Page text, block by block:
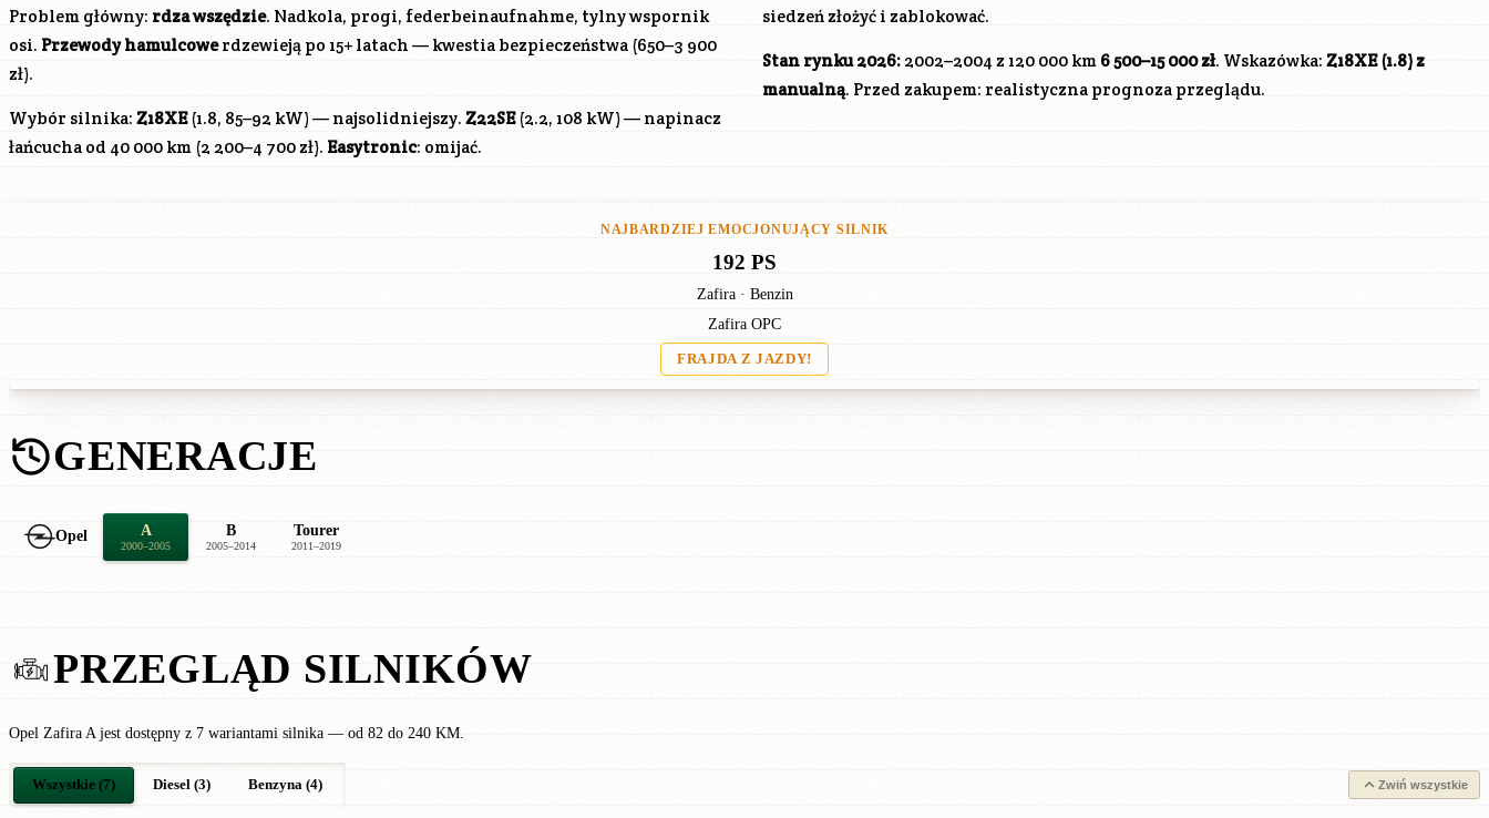
Problem główny: rdza wszędzie. Nadkola, progi, federbeinaufnahme, tylny wspornik
osi. Przewody hamulcowerdzewieją po 15+ latach — kwestia bezpieczeństwa (650–3 900
zł).
Wybór silnika: Z18XE(1.8, 85–92 kW) — najsolidniejszy. Z22SE(2.2, 108 kW) — napinacz
łańcucha od 40 000 km (2 200–4 700 zł). Easytronic: omijać.
siedzeń złożyć i zablokować.
Stan rynku 2026: 2002–2004 z 120 000 km 6 500–15 000 zł. Wskazówka: Z18XE(1.8) z
manualną. Przed zakupem: realistyczna prognoza przeglądu.
NAJBARDZIEJ EMOCJONUJĄCY SILNIK
192 PS
Zafira · Benzin
Zafira OPC
FRAJDA Z JAZDY!
GENERACJE
Opel A
2000–2005
B
2005–2014
Tourer
2011–2019
PRZEGLĄD SILNIKÓW
Opel Zafira A jest dostępny z 7 wariantami silnika — od 82 do 240 KM.
Wszystkie (7) Diesel (3) Benzyna (4) Zwiń wszystkie